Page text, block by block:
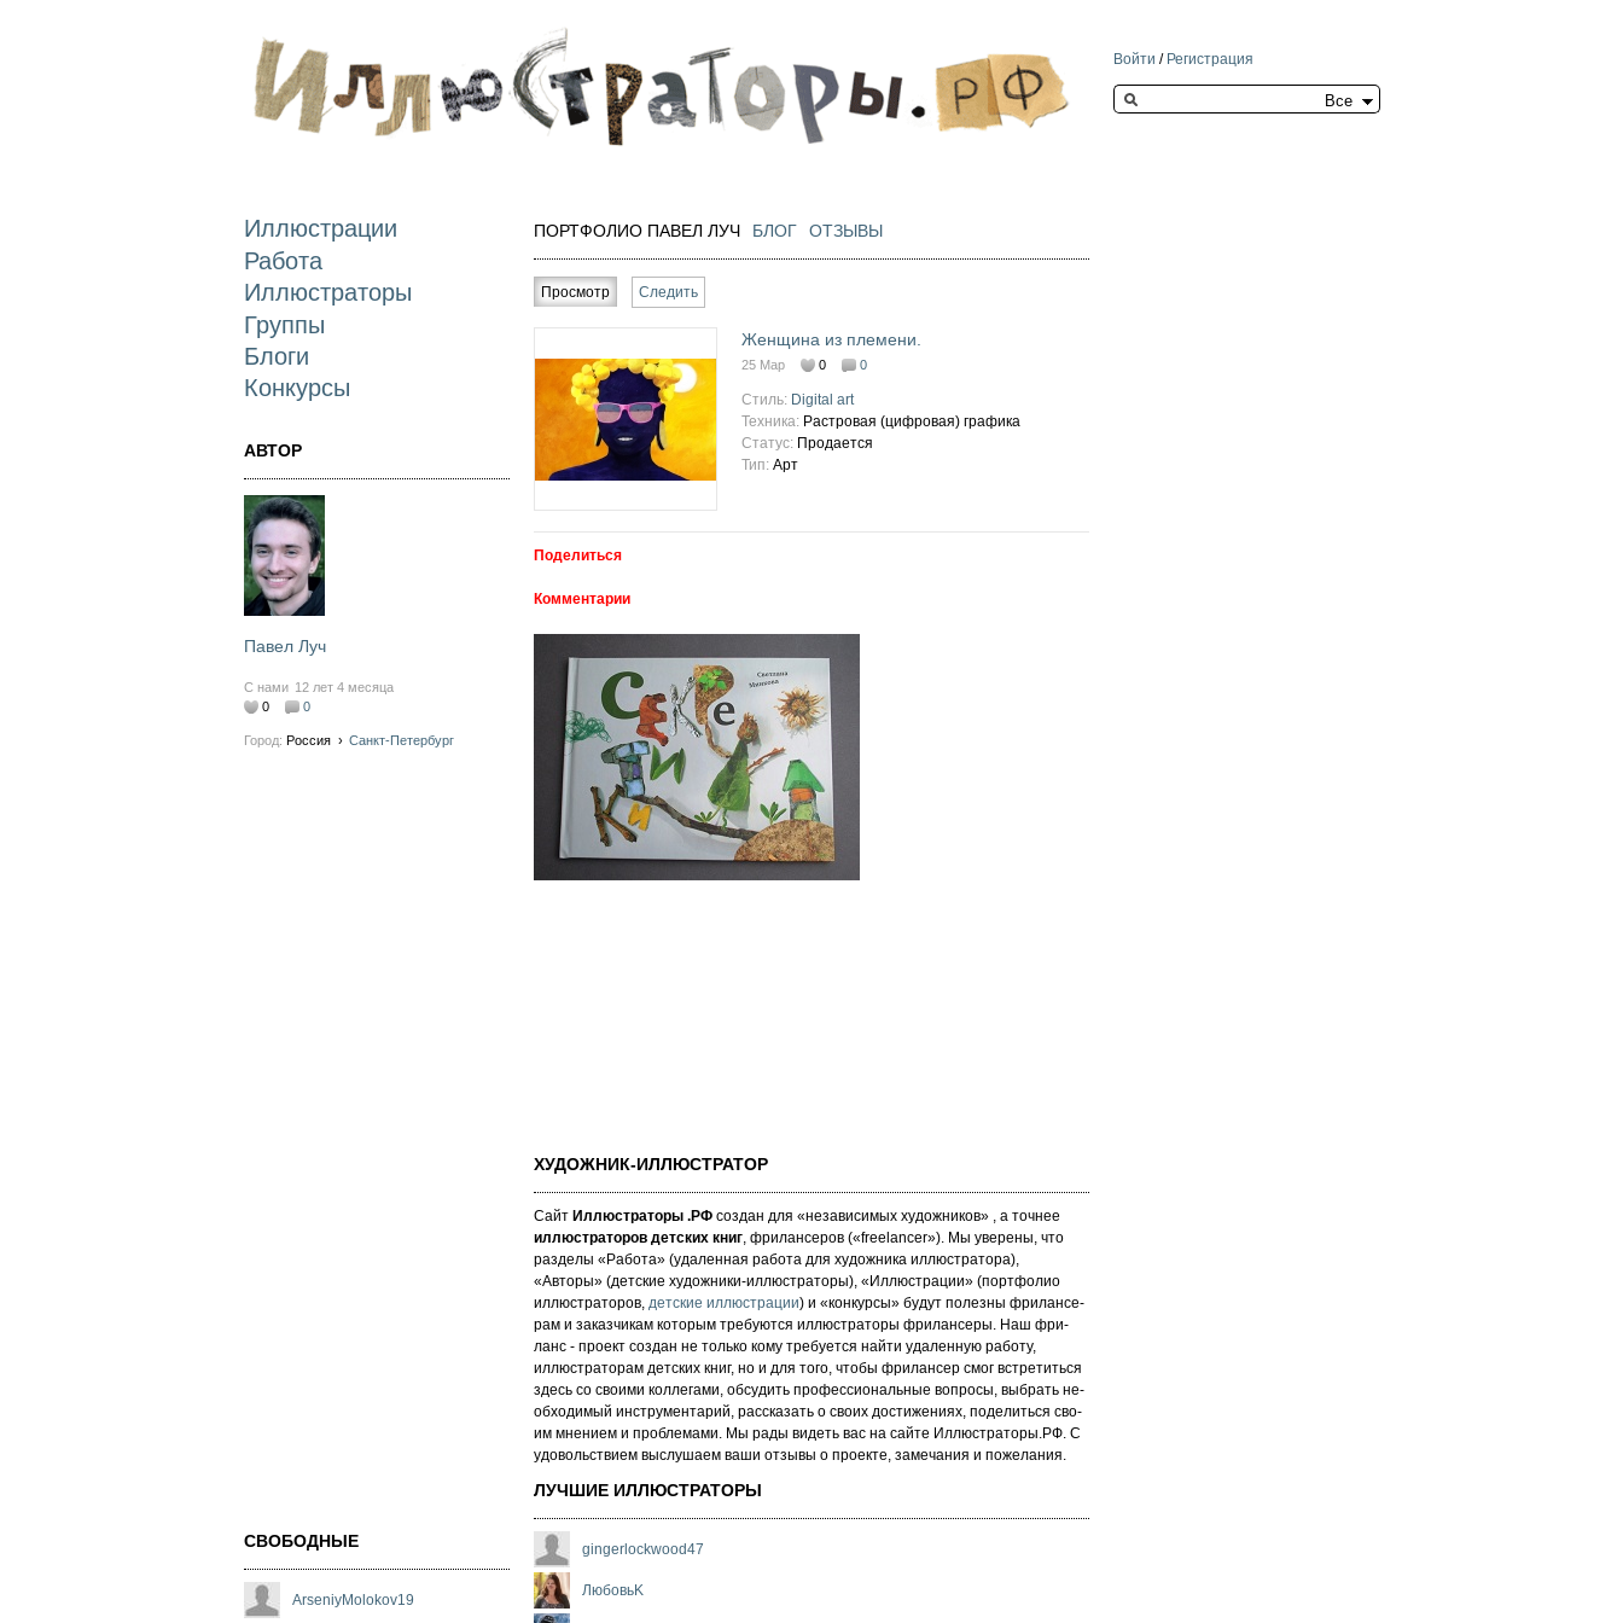
Войти / Регистрация
Search this site
Иллюстрации
Работа
Иллюстраторы
Группы
Блоги
Конкурсы
АВТОР
Павел Луч
С нами 12 лет 4 месяца
0
0
Город: Россия › Санкт-Петербург
СВОБОДНЫЕ
ArseniyMolokov19
ПОРТФОЛИО ПАВЕЛ ЛУЧ БЛОГ ОТЗЫВЫ
Главные вкладки
Просмотр (активная вкладка)
Следить
Женщина из племени.
25 Мар 0 0
Стиль: Digital art
Техника: Растровая (цифровая) графика
Статус: Продается
Тип: Арт
Поделиться
Комментарии
ХУДОЖНИК-ИЛЛЮСТРАТОР
Сайт Иллюстраторы .РФ создан для «не­за­ви­си­мых ху­дож­ни­ков» , а точнее
иллюстраторов детских книг, фрилансеров («fre­elan­cer»). Мы уве­ре­ны, что
раз­де­лы «Работа» (уда­лен­ная работа для художника иллюстратора),
«Авторы» (детские художники-иллюстраторы), «Иллюстрации» (портфолио
иллюстраторов, детские иллюстрации) и «кон­кур­сы» бу­дут по­лез­ны фри­лан­се­
рам и за­каз­чи­кам которым требуются иллюстраторы фрилансеры. Наш фри­
ланс - про­ект соз­дан не толь­ко кому требуется най­ти уда­лен­ную ра­бо­ту,
иллюстраторам детских книг, но и для то­го, что­бы фри­лан­сер смог встре­тить­ся
здесь со сво­ими кол­ле­га­ми, об­су­дить про­фес­си­ональ­ные воп­ро­сы, выб­рать не­
об­хо­ди­мый инс­тру­мен­та­рий, расс­ка­зать о сво­их дос­ти­же­ни­ях, по­де­лить­ся сво­
им мнением и проб­ле­ма­ми. Мы рады ви­деть вас на сай­те Иллюстраторы.РФ. С
удо­воль­стви­ем выс­лу­ша­ем ва­ши от­зы­вы о про­ек­те, за­ме­ча­ни­я и по­же­ла­ни­я.
ЛУЧШИЕ ИЛЛЮСТРАТОРЫ
gingerlockwood47
ЛюбовьK